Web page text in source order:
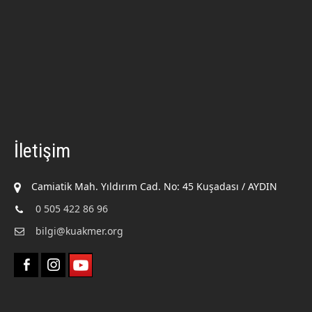
İletişim
Camiatik Mah. Yıldırım Cad. No: 45 Kuşadası / AYDIN
0 505 422 86 96
bilgi@kuakmer.org